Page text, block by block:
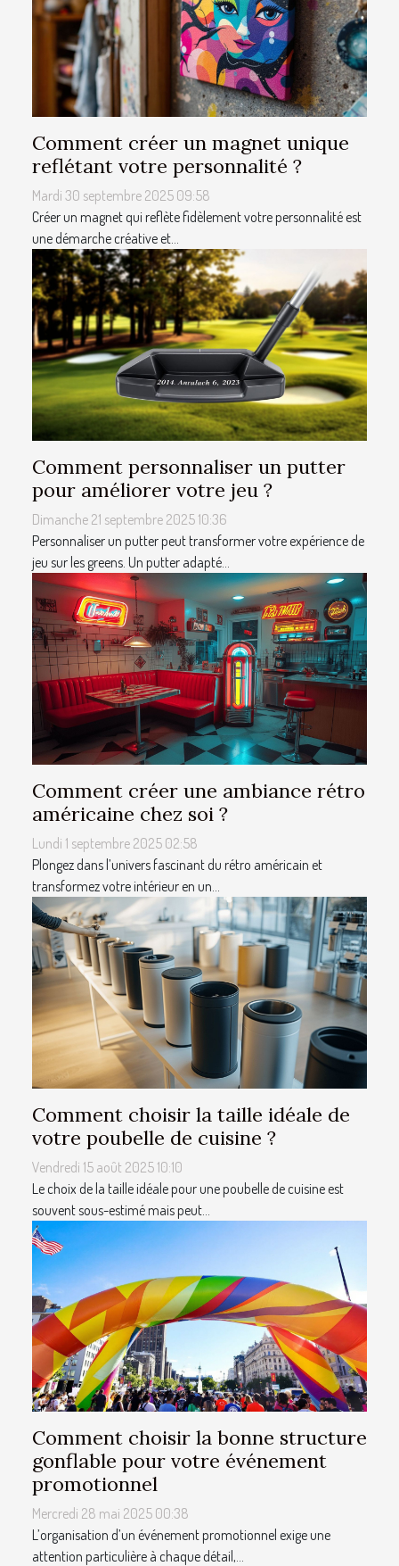
Comment créer un magnet unique
reflétant votre personnalité ?
Mardi 30 septembre 2025 09:58
Créer un magnet qui reflète fidèlement votre personnalité est
une démarche créative et...
Comment personnaliser un putter
pour améliorer votre jeu ?
Dimanche 21 septembre 2025 10:36
Personnaliser un putter peut transformer votre expérience de
jeu sur les greens. Un putter adapté...
Comment créer une ambiance rétro
américaine chez soi ?
Lundi 1 septembre 2025 02:58
Plongez dans l’univers fascinant du rétro américain et
transformez votre intérieur en un...
Comment choisir la taille idéale de
votre poubelle de cuisine ?
Vendredi 15 août 2025 10:10
Le choix de la taille idéale pour une poubelle de cuisine est
souvent sous-estimé mais peut...
Comment choisir la bonne structure
gonflable pour votre événement
promotionnel
Mercredi 28 mai 2025 00:38
L’organisation d’un événement promotionnel exige une
attention particulière à chaque détail,...